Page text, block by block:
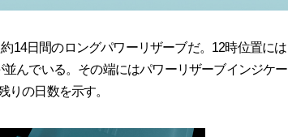
14日間のロングパワーリザーブだ。12時位置には
んでいる。その端にはパワーリザーブインジケー
りの日数を示す。